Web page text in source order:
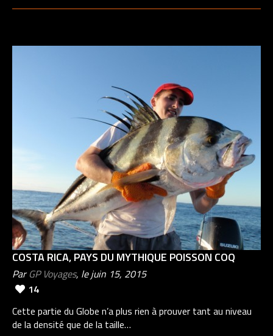
COSTA RICA, PAYS DU MYTHIQUE POISSON COQ
ParGP Voyages, le juin 15, 2015
14
Cette partie du Globe n’a plus rien à prouver tant au niveau
de la densité que de la taille…